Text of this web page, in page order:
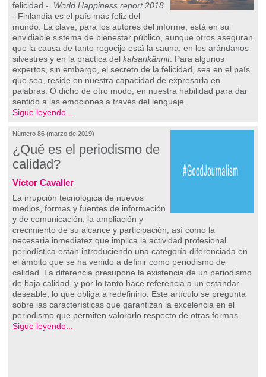
felicidad - World Happiness report 2018
- Finlandia es el país más feliz del
mundo. La clave, para los autores del informe, está en su
envidiable sistema de bienestar público, aunque otros aseguran
que la causa de tanto regocijo está la sauna, en los arándanos
silvestres y en la práctica del kalsarikännit. Para algunos
expertos, sin embargo, el secreto de la felicidad, sea en el país
que sea, reside en nuestra capacidad de expresarla en
palabras. O dicho de otro modo, en nuestra habilidad para dar
sentido a las emociones a través del lenguaje.
Sigue leyendo...
Número 86 (marzo de 2019)
¿Qué es el periodismo de
calidad?
Víctor Cavaller
La irrupción tecnológica de nuevos
medios, formas y fuentes de información
y de comunicación, la ampliación y
crecimiento de su alcance y participación, así como la
necesaria inmediatez que implica la actividad profesional
periodística están introduciendo una categoría diferenciada en
el ámbito que se ha venido a definir como periodismo de
calidad. La diferencia presupone la existencia de un periodismo
de baja calidad, y por lo tanto hace referencia a un estándar
deseable, lo que obliga a redefinirlo. Este artículo se pregunta
sobre las características que garantizan la excelencia en el
periodismo que permiten valorarlo respecto de otras formas.
Sigue leyendo...